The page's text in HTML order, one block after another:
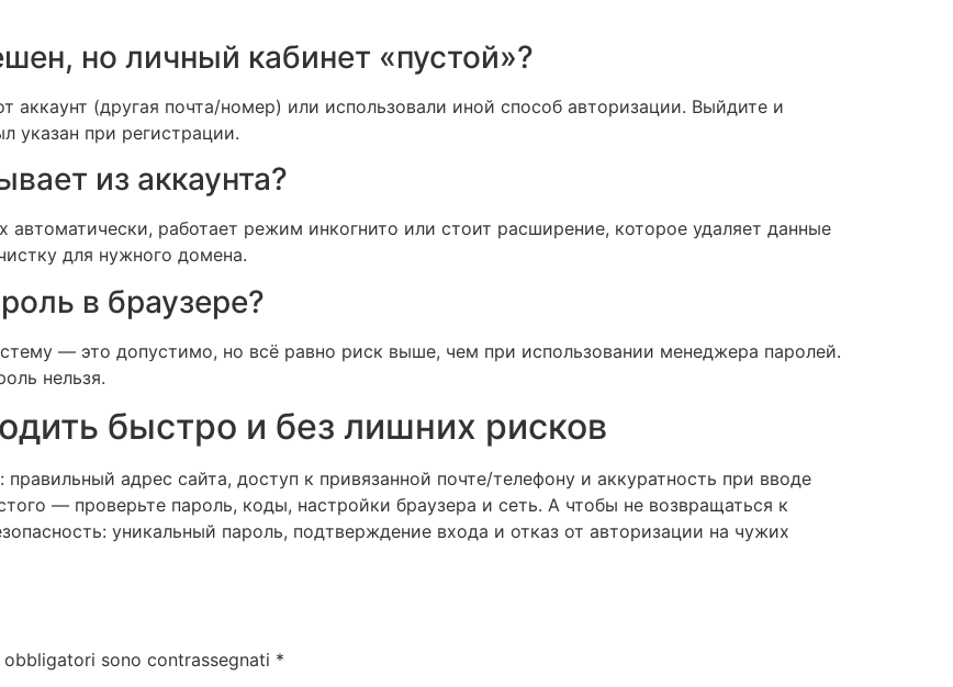
но личный кабинет «пустой»?
аккаунт (другая почта/номер) или использовали иной способ авторизации. Выйдите и
указан при регистрации.
из аккаунта?
работает режим инкогнито или стоит расширение, которое удаляет данные
для нужного домена.
в браузере?
— это допустимо, но всё равно риск выше, чем при использовании менеджера паролей.
нельзя.
быстро и без лишних рисков
адрес сайта, доступ к привязанной почте/телефону и аккуратность при вводе
— проверьте пароль, коды, настройки браузера и сеть. А чтобы не возвращаться к
уникальный пароль, подтверждение входа и отказ от авторизации на чужих
obbligatori sono contrassegnati *